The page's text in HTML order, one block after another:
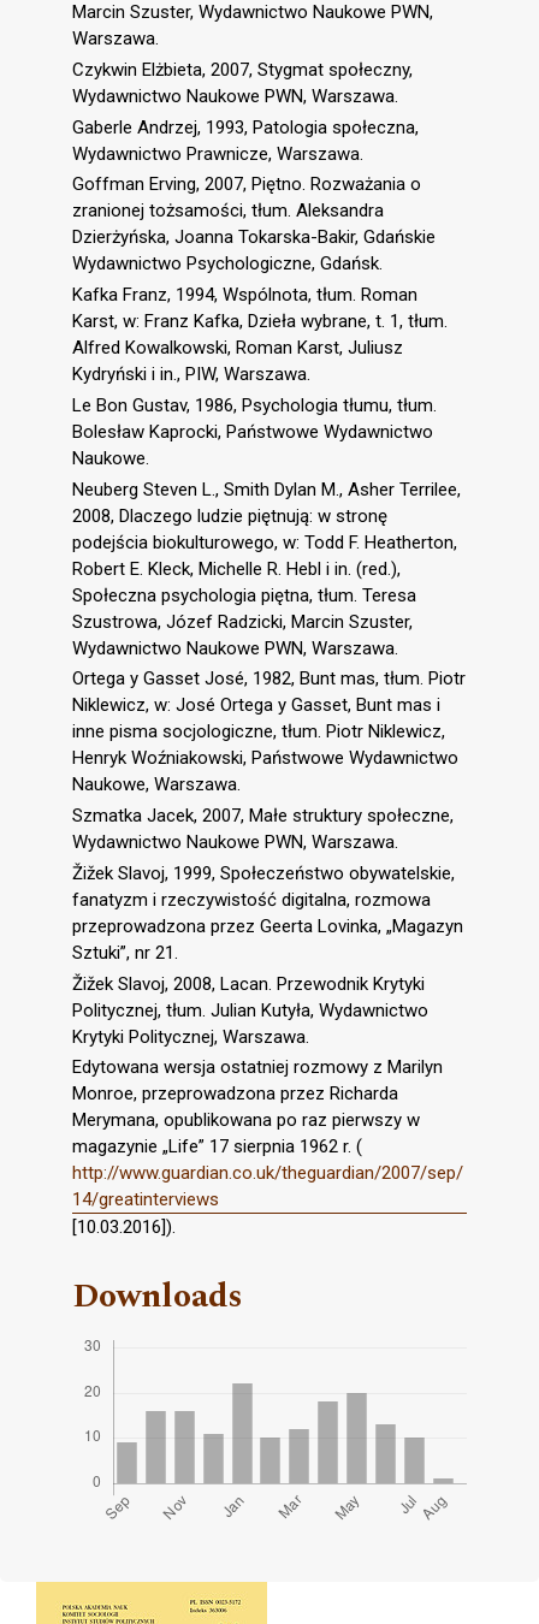
Marcin Szuster, Wydawnictwo Naukowe PWN,
Warszawa.
Czykwin Elżbieta, 2007, Stygmat społeczny,
Wydawnictwo Naukowe PWN, Warszawa.
Gaberle Andrzej, 1993, Patologia społeczna,
Wydawnictwo Prawnicze, Warszawa.
Goffman Erving, 2007, Piętno. Rozważania o
zranionej tożsamości, tłum. Aleksandra
Dzierżyńska, Joanna Tokarska-Bakir, Gdańskie
Wydawnictwo Psychologiczne, Gdańsk.
Kafka Franz, 1994, Wspólnota, tłum. Roman
Karst, w: Franz Kafka, Dzieła wybrane, t. 1, tłum.
Alfred Kowalkowski, Roman Karst, Juliusz
Kydryński i in., PIW, Warszawa.
Le Bon Gustav, 1986, Psychologia tłumu, tłum.
Bolesław Kaprocki, Państwowe Wydawnictwo
Naukowe.
Neuberg Steven L., Smith Dylan M., Asher Terrilee,
2008, Dlaczego ludzie piętnują: w stronę
podejścia biokulturowego, w: Todd F. Heatherton,
Robert E. Kleck, Michelle R. Hebl i in. (red.),
Społeczna psychologia piętna, tłum. Teresa
Szustrowa, Józef Radzicki, Marcin Szuster,
Wydawnictwo Naukowe PWN, Warszawa.
Ortega y Gasset José, 1982, Bunt mas, tłum. Piotr
Niklewicz, w: José Ortega y Gasset, Bunt mas i
inne pisma socjologiczne, tłum. Piotr Niklewicz,
Henryk Woźniakowski, Państwowe Wydawnictwo
Naukowe, Warszawa.
Szmatka Jacek, 2007, Małe struktury społeczne,
Wydawnictwo Naukowe PWN, Warszawa.
Žižek Slavoj, 1999, Społeczeństwo obywatelskie,
fanatyzm i rzeczywistość digitalna, rozmowa
przeprowadzona przez Geerta Lovinka, „Magazyn
Sztuki”, nr 21.
Žižek Slavoj, 2008, Lacan. Przewodnik Krytyki
Politycznej, tłum. Julian Kutyła, Wydawnictwo
Krytyki Politycznej, Warszawa.
Edytowana wersja ostatniej rozmowy z Marilyn
Monroe, przeprowadzona przez Richarda
Merymana, opublikowana po raz pierwszy w
magazynie „Life” 17 sierpnia 1962 r. (
http://www.guardian.co.uk/theguardian/2007/sep/
14/greatinterviews
[10.03.2016]).
Downloads
Cover image